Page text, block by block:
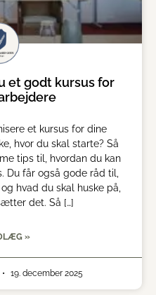
et godt kursus for
et kursus for dine
hvor du skal starte? Så
tips til, hvordan du kan
Du får også gode råd til,
hvad du skal huske på,
det. Så […]
»
19. december 2025